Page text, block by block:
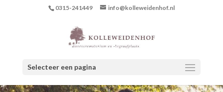
0315-241449 info@kolleweidenhof.nl
Selecteer een pagina